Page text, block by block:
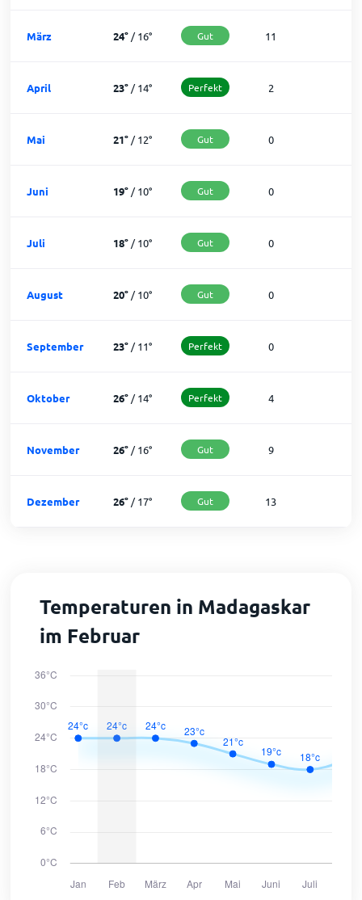
März 24°/16° Gut 11
April 23°/14° Perfekt 2
Mai 21°/12° Gut 0
Juni 19°/10° Gut 0
Juli 18°/10° Gut 0
August 20°/10° Gut 0
September 23°/11° Perfekt 0
Oktober 26°/14° Perfekt 4
November 26°/16° Gut 9
Dezember 26°/17° Gut 13
Temperaturen in Madagaskar
im Februar